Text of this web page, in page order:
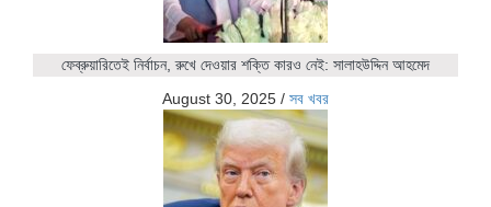
ফেব্রুয়ারিতেই নির্বাচন, রুখে দেওয়ার শক্তি কারও নেই: সালাহউদ্দিন আহমেদ
August 30, 2025 / সব খবর